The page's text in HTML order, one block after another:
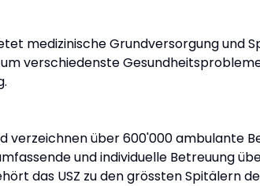
medizinische Grundversorgung und
verschiedenste
verzeichnen über 600'000 ambulante
und individuelle Betreuung
das USZ zu den grössten Spitälern